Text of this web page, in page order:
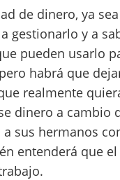
de dinero, ya
gestionarlo y a
pueden usarlo
habrá que
realmente
dinero a cambio
sus hermanos
entenderá que